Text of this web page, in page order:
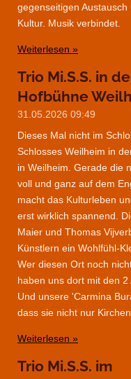
gegenseitigen
Kultur. Musik verbindet.
Weiterlesen »
Trio Mi.S.S. in
Hofbühne
31.05.2026 09:49
Dieses Mal nicht im
Schlosses Weilheim in
in Weilheim. Gerade die
voll und ganz auf dem
macht das Kulturleben
erst wirklich spannend.
Maier und Thomas
Künstlern ein Wohlfühl-
Wer diesen Ort noch
haben uns dort mit den
Und unsere 'Carmina
dass sie nicht nur
Weiterlesen »
Trio Mi.S.S. im